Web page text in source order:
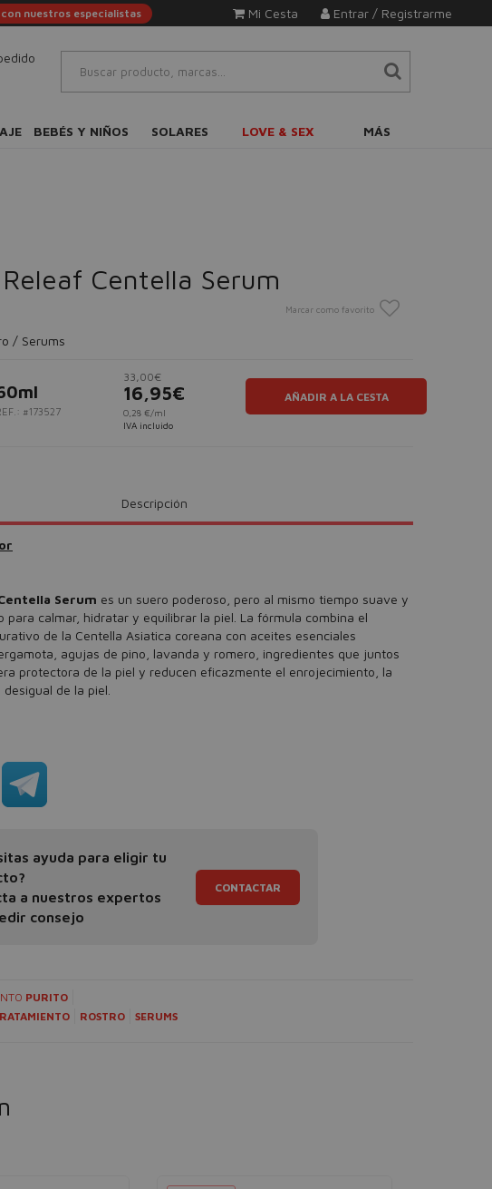
nuestros especialistas Entrar / Registrarme
Mi Cesta
BEBÉS Y NIÑOS SOLARES LOVE & SEX MÁS
Centella Serum
Marcar como favorito
/ Serums
#173527
33,00€
16,95€
0,28 €/ml
IVA incluido
AÑADIR A LA CESTA
Descripción
Serum es un suero poderoso, pero al mismo tiempo suave y
para calmar, hidratar y equilibrar la piel. La fórmula combina el
de la Centella Asiatica coreana con aceites esenciales
agujas de pino, lavanda y romero, ingredientes que juntos
protectora de la piel y reducen eficazmente el enrojecimiento, la
de la piel.
ayuda para eligir tu
a nuestros expertos
consejo
CONTACTAR
PURITO
ROSTRO SERUMS